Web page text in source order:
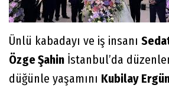
Ünlü kabadayı ve iş insanı
Özge Şahin İstanbul’da
düğünle yaşamını Kubilay